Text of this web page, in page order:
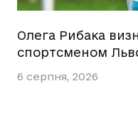
Олега Рибака
спортсменом
6 серпня, 2026